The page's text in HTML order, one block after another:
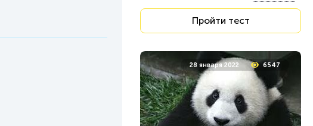
Пройти тест
28 января 2022 6547